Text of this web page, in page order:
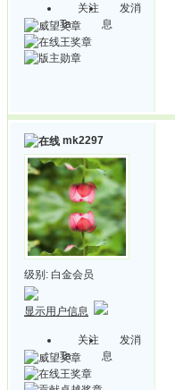
关注
Ta
发消
息
mk2297
级别: 白金会员
显示用户信息
关注
Ta
发消
息